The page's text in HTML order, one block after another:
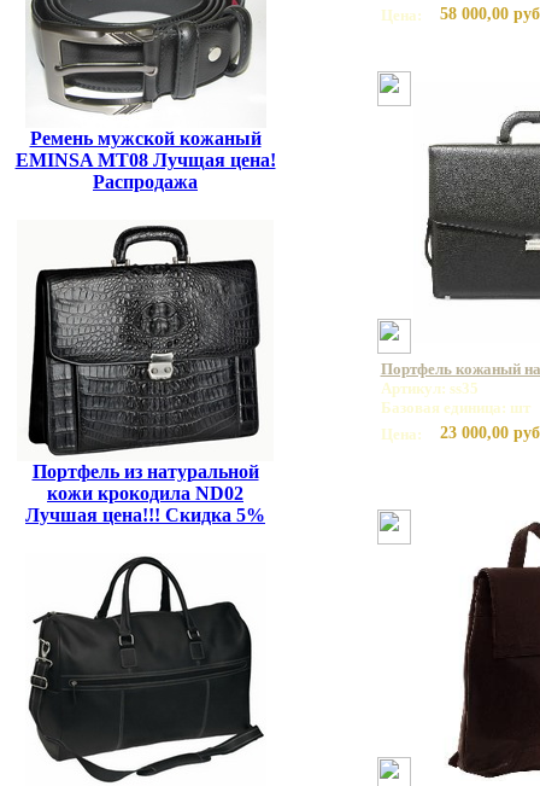
Ремень мужской кожаный
EMINSA MT08 Лучщая цена!
Распродажа
Портфель из натуральной
кожи крокодила ND02
Лучшая цена!!! Скидка 5%
Цена:
58 000,00
Портфель кожаный на
Артикул: ss35
Базовая единица: шт
Цена:
23 000,00